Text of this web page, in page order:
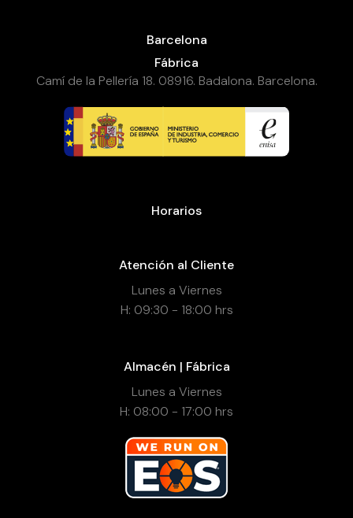
Barcelona
Fábrica
Camí de la Pellería 18. 08916. Badalona. Barcelona.
Horarios
Atención al Cliente
Lunes a Viernes
H: 09:30 - 18:00 hrs
Almacén | Fábrica
Lunes a Viernes
H: 08:00 - 17:00 hrs